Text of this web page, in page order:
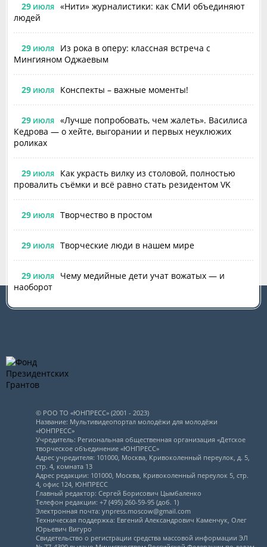
29 ИЮЛЯ
«Нити» журналистики: как СМИ объединяют
людей
29 ИЮЛЯ
Из рока в оперу: классная встреча с
Мингияном Оджаевым
29 ИЮЛЯ Конспекты – важные моменты!
29 ИЮЛЯ
«Лучше попробовать, чем жалеть». Василиса
Кедрова — о хейте, выгорании и первых неуклюжих
роликах
29 ИЮЛЯ
Как украсть вилку из столовой, полностью
провалить съёмки и всё равно стать резидентом VK
29 ИЮЛЯ Творчество в простом
29 ИЮЛЯ Творческие люди в нашем мире
29 ИЮЛЯ
Чему медийные дети учат вожатых — и
наоборот
© РОО ТО «ЮНПРЕСС» (2001 - 2023)
Название: Мультивидеопортал молодёжи для молодёжи
«ЮНПРЕСС»
Учредитель: Региональная общественная организация «Детское
творческое объединение «ЮНПРЕСС»
Адрес учредителя: 101000, Москва, Кривоколенный переулок, д. 5,
стр. 4, комната 13
Адрес редакции: 101000, Москва, Кривоколенный переулок 5, стр.
4, офис 124, ЮНПРЕСС
Главный редактор: Сергей Борисович Цымбаленко
Телефон редакции: +7 (495) 260-59-95 (доб. 1)
Электронная почта: ynpress.moscow@gmail.com
Техническая поддержка: Евгений Александрович Каменчук, Олег
Юрьевич Вигуро
Свидетельство о регистрации средства массовой информации ЭЛ